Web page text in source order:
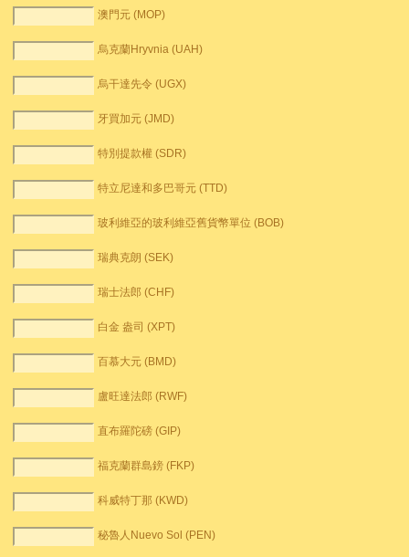
澳門元 (MOP)
烏克蘭Hryvnia (UAH)
烏干達先令 (UGX)
牙買加元 (JMD)
特別提款權 (SDR)
特立尼達和多巴哥元 (TTD)
玻利維亞的玻利維亞舊貨幣單位 (BOB)
瑞典克朗 (SEK)
瑞士法郎 (CHF)
白金 盎司 (XPT)
百慕大元 (BMD)
盧旺達法郎 (RWF)
直布羅陀磅 (GIP)
福克蘭群島鎊 (FKP)
科威特丁那 (KWD)
秘魯人Nuevo Sol (PEN)